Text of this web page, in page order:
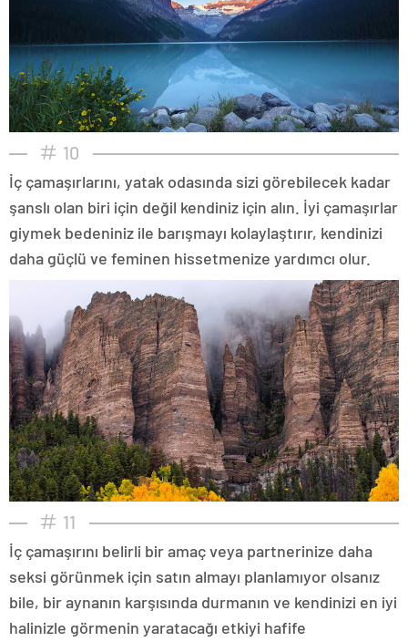
10
İç çamaşırlarını, yatak odasında sizi görebilecek kadar
şanslı olan biri için değil kendiniz için alın. İyi çamaşırlar
giymek bedeniniz ile barışmayı kolaylaştırır, kendinizi
daha güçlü ve feminen hissetmenize yardımcı olur.
11
İç çamaşırını belirli bir amaç veya partnerinize daha
seksi görünmek için satın almayı planlamıyor olsanız
bile, bir aynanın karşısında durmanın ve kendinizi en iyi
halinizle görmenin yaratacağı etkiyi hafife